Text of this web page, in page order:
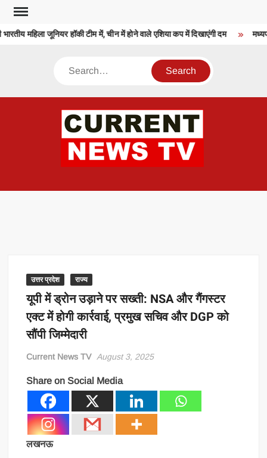
Skip
contentमहिला जूनियर हॉकी टीम में, चीन में होने वाले एशिया कप में दिखाएंगी दम
Search
उत्तर प्रदेश राज्य
यूपी में ड्रोन उड़ाने पर सख्ती: NSA और गैंगस्टर
एक्ट में होगी कार्रवाई, प्रमुख सचिव और DGP को
सौंपी जिम्मेदारी
Current News TV August 3, 2025
Share on Social Media
लखनऊ